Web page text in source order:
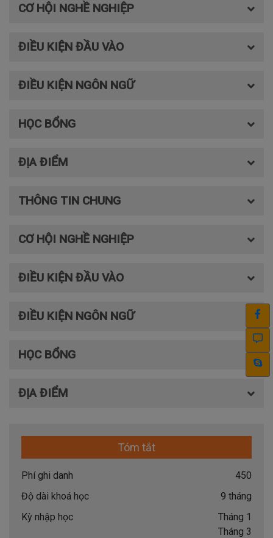
CƠ HỘI NGHỀ NGHIỆP
ĐIỀU KIỆN ĐẦU VÀO
ĐIỀU KIỆN NGÔN NGỮ
HỌC BỔNG
ĐỊA ĐIỂM
THÔNG TIN CHUNG
CƠ HỘI NGHỀ NGHIỆP
ĐIỀU KIỆN ĐẦU VÀO
ĐIỀU KIỆN NGÔN NGỮ
HỌC BỔNG
ĐỊA ĐIỂM
Tóm tắt
Phí ghi danh
450
Độ dài khoá học
9 tháng
Kỳ nhập học
Tháng 1
Tháng 3